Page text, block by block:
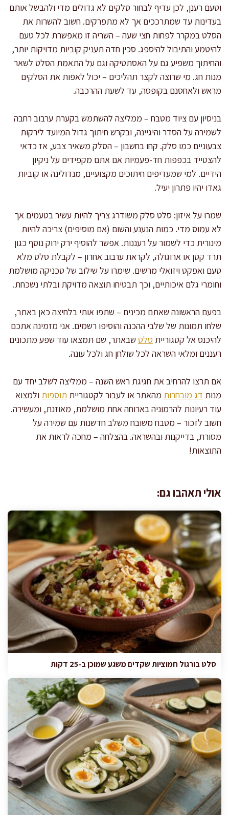
וטעם רענן, לכן עדיף לבחור סלקים לא גדולים מדי ולהבשל אותם
בעדינות עד שמתרככים אך לא מתפרקים. חשוב להשרות את
הסלט במקרר לפחות חצי שעה – השריה זו מאפשרת לכל טעם
להיטמע והתיבול להיספג. סכין חדה תעניק קוביות מדויקות יותר,
והחיתוך משפיע גם על האסתטיקה וגם על התאמת הסלט לשאר
מנות חג. מי שרוצה לקצר תהליכים – יכול לאפות את הסלקים
מראש ולאחסנם בקופסה, עד לשעת ההרכבה.
בניסיון עם ציוד מטבח – ממליצה להשתמש בקערת ערבוב רחבה
לשמירה על הסדר והיגיינה, ובקרש חיתוך גדול המיועד לירקות
צבעוניים כמו סלק. קחו בחשבון – הסלק משאיר צבע, אז כדאי
להצטייד בכפפות חד-פעמיות אם אתם מקפידים על ניקיון
הידיים. למי שמעדיפים חיתוכים מקצועיים, מנדולינה או קוביות
גאדו יהיו פתרון יעיל.
שמרו על איזון: סלט סלק משודרג צריך להיות עשיר בטעמים אך
לא עמוס מדי. כמות הנענע והשום (אם מוסיפים) צריכה להיות
מינורית כדי לשמור על רעננות. אפשר להוסיף ירק ירוק נוסף כגון
תרד קטן או ארוגולה, לקראת ערבוב אחרון – לקבלת סלט מלא
טעם ואפקט ויזואלי מרשים. שימרו על שילוב של טכניקה מושלמת
וחומרי גלם איכותיים, וכך תבטיחו תוצאה מדויקת ובלתי נשכחת.
בפעם הראשונה שאתם מכינים – שתפו אותי בלחיצה כאן באתר,
שלחו תמונות של שלבי ההכנה והוסיפו רשמים. אני מזמינה אתכם
להיכנס אל קטגוריית סלט שבאתר, שם תמצאו עוד שפע מתכונים
רעננים ומלאי השראה לכל שולחן חג ולכל עונה.
אם תרצו להרחיב את חגיגת ראש השנה – ממליצה לשלב יחד עם
מנות דג מובחרות מהאתר או לעבור לקטגוריית תוספות ולמצוא
עוד רעיונות להרמוניה בארוחה אחת מושלמת, מאוזנת, ומעשירה.
חשוב לזכור – מטבח משובח משלב חדשנות עם שמירה על
מסורת, בדייקנות ובהשראה. בהצלחה – מחכה לראות את
התוצאות!
אולי תאהבו גם:
סלט בורגול חמוציות שקדים משגע שמוכן ב-25 דקות